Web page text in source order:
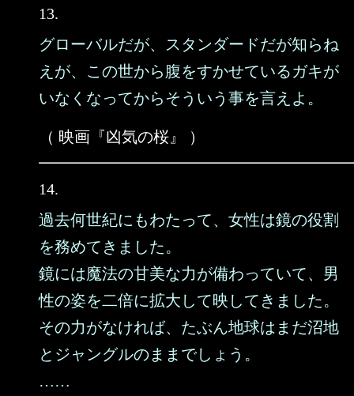
13.
グローバルだが、スタンダードだが知らね
えが、この世から腹をすかせているガキが
いなくなってからそういう事を言えよ。
（ 映画『凶気の桜』 ）
14.
過去何世紀にもわたって、女性は鏡の役割
を務めてきました。
鏡には魔法の甘美な力が備わっていて、男
性の姿を二倍に拡大して映してきました。
その力がなければ、たぶん地球はまだ沼地
とジャングルのままでしょう。
……